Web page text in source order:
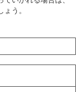
う。